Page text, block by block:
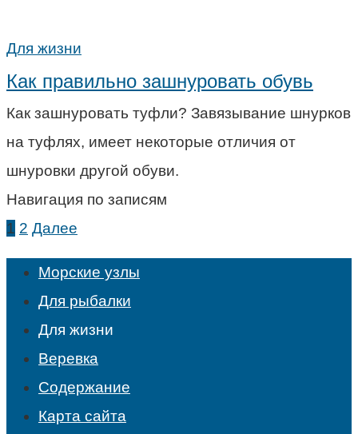
Для жизни
Как правильно зашнуровать обувь
Как зашнуровать туфли? Завязывание шнурков
на туфлях, имеет некоторые отличия от
шнуровки другой обуви.
Навигация по записям
1 2 Далее
Морские узлы
Для рыбалки
Для жизни
Веревка
Содержание
Карта сайта